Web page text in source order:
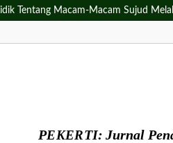
Tentang Macam-Macam Sujud